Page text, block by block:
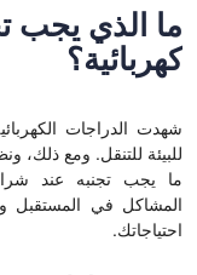
ما الذي يجب
كهربائية؟
شهدت الدراجات
للبيئة للتنقل. ومع ذلك،
ما يجب تجنبه عند شراء
المشاكل في
احتياجاتك.